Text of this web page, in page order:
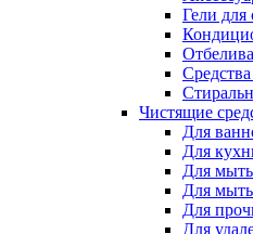
Гели для
Чистящие
Для
Для
Для
Для
Для
Для